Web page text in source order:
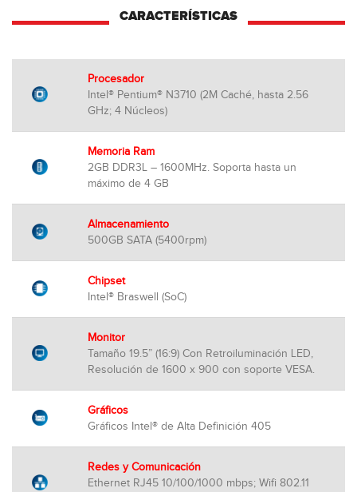
CARACTERÍSTICAS
Procesador
Intel® Pentium® N3710 (2M Caché, hasta 2.56
GHz; 4 Núcleos)
Memoria Ram
2GB DDR3L – 1600MHz. Soporta hasta un
máximo de 4 GB
Almacenamiento
500GB SATA (5400rpm)
Chipset
Intel® Braswell (SoC)
Monitor
Tamaño 19.5” (16:9) Con Retroiluminación LED,
Resolución de 1600 x 900 con soporte VESA.
Gráficos
Gráficos Intel® de Alta Definición 405
Redes y Comunicación
Ethernet RJ45 10/100/1000 mbps; Wifi 802.11